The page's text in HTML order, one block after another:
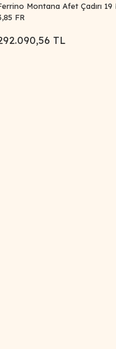
Montana Afet Çadırı 19
FR
TL